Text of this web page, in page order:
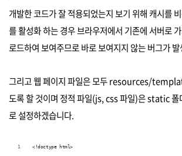
개발한 코드가 잘 적용되었는지 보기 위해 캐시를
를 활성화 하는 경우 브라우저에서 기존에 서버로
로드하여 보여주므로 바로 보여지지 않는 버그가
그리고 웹 페이지 파일은 모두 resources/
도록 할 것이며 정적 파일(js, css 파일)은 static 폴
로 설정하겠습니다.
<!doctype html>